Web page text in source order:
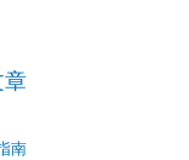
章
南